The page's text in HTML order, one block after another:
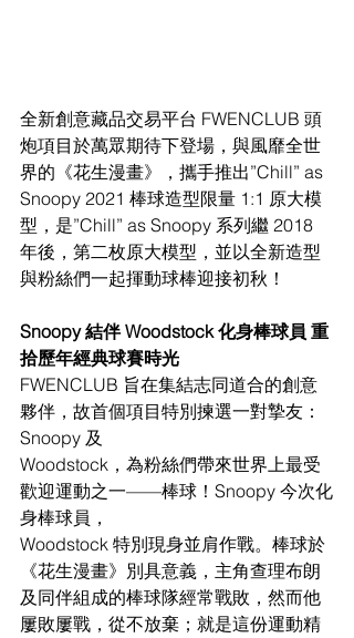
全新創意藏品交易平台 FWENCLUB 頭
炮項目於萬眾期待下登場，與風靡全世
界的《花生漫畫》，攜手推出”Chill” as
Snoopy 2021 棒球造型限量 1:1 原大模
型，是”Chill” as Snoopy 系列繼 2018
年後，第二枚原大模型，並以全新造型
與粉絲們一起揮動球棒迎接初秋！
Snoopy 結伴 Woodstock 化身棒球員 重
拾歷年經典球賽時光
FWENCLUB 旨在集結志同道合的創意
夥伴，故首個項目特別揀選一對摯友：
Snoopy 及
Woodstock，為粉絲們帶來世界上最受
歡迎運動之一——棒球！Snoopy 今次化
身棒球員，
Woodstock 特別現身並肩作戰。棒球於
《花生漫畫》別具意義，主角查理布朗
及同伴組成的棒球隊經常戰敗，然而他
屢敗屢戰，從不放棄；就是這份運動精